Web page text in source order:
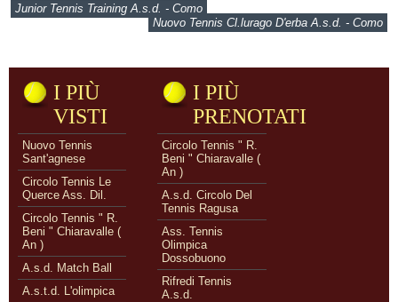
Junior Tennis Training A.s.d. - Como
Nuovo Tennis Cl.lurago D'erba A.s.d. - Como
I PIÙ
VISTI
Nuovo Tennis
Sant'agnese
Circolo Tennis Le
Querce Ass. Dil.
Circolo Tennis " R.
Beni " Chiaravalle (
An )
A.s.d. Match Ball
A.s.t.d. L'olimpica
I PIÙ
PRENOTATI
Circolo Tennis " R.
Beni " Chiaravalle (
An )
A.s.d. Circolo Del
Tennis Ragusa
Ass. Tennis
Olimpica
Dossobuono
Rifredi Tennis
A.s.d.